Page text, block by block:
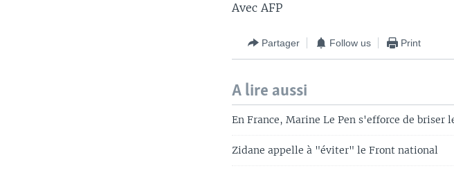
Avec AFP
Partager Follow us Print
A lire aussi
En France, Marine Le Pen s'efforce de briser
Zidane appelle à "éviter" le Front national